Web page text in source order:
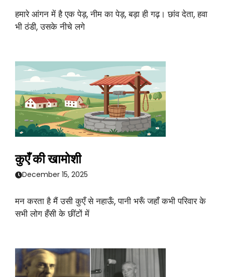
हमारे आंगन में है एक पेड़, नीम का पेड़, बड़ा ही गढ़। छांव देता, हवा
भी ठंडी, उसके नीचे लगे
कुएँ की खामोशी
December 15, 2025
मन करता है मैं उसी कुएँ से नहाऊँ, पानी भरूँ जहाँ कभी परिवार के
सभी लोग हँसी के छींटों में